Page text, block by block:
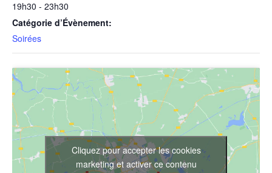
19h30 - 23h30
Catégorie d’Évènement:
Soirées
Cliquez pour accepter les cookies
marketing et activer ce contenu